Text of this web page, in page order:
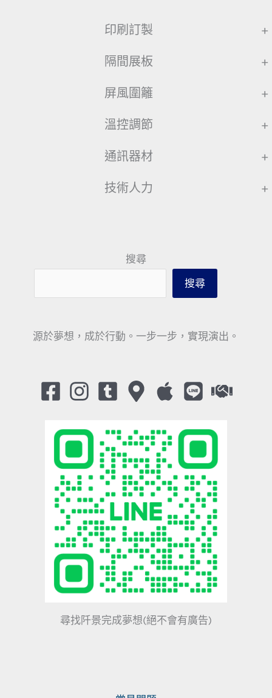
印刷訂製 +
隔間展板 +
屏風圍籬 +
溫控調節 +
通訊器材 +
技術人力 +
搜尋
搜尋
源於夢想，成於行動。一步一步，實現演出。
尋找阡景完成夢想(絕不會有廣告)